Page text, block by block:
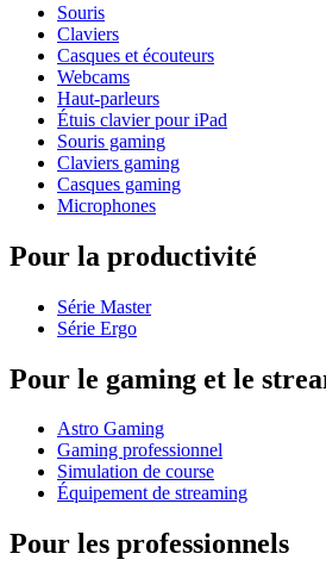
Souris
Claviers
Casques et écouteurs
Webcams
Haut-parleurs
Étuis clavier pour iPad
Souris gaming
Claviers gaming
Casques gaming
Microphones
Pour la productivité
Série Master
Série Ergo
Pour le gaming et le
Astro Gaming
Gaming professionnel
Simulation de course
Équipement de streaming
Pour les professionnels